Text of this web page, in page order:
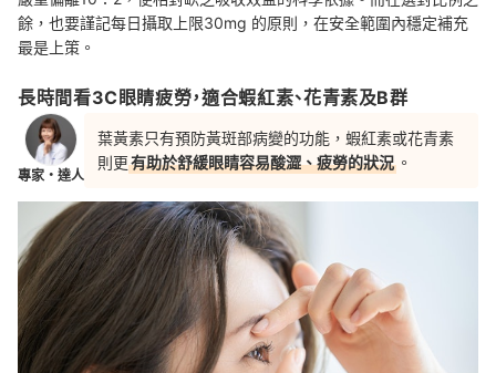
餘，也要謹記每日攝取上限30mg 的原則，在安全範圍內穩定補充
最是上策。
長時間看3C眼睛疲勞，適合蝦紅素、花青素及B群
專家・達人
葉黃素只有預防黃斑部病變的功能，蝦紅素或花青素
則更有助於舒緩眼睛容易酸澀、疲勞的狀況 。